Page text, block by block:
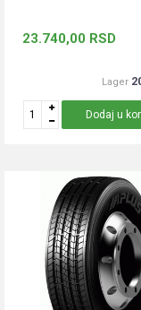
23.740,00 RSD
Lager
Dodaj u